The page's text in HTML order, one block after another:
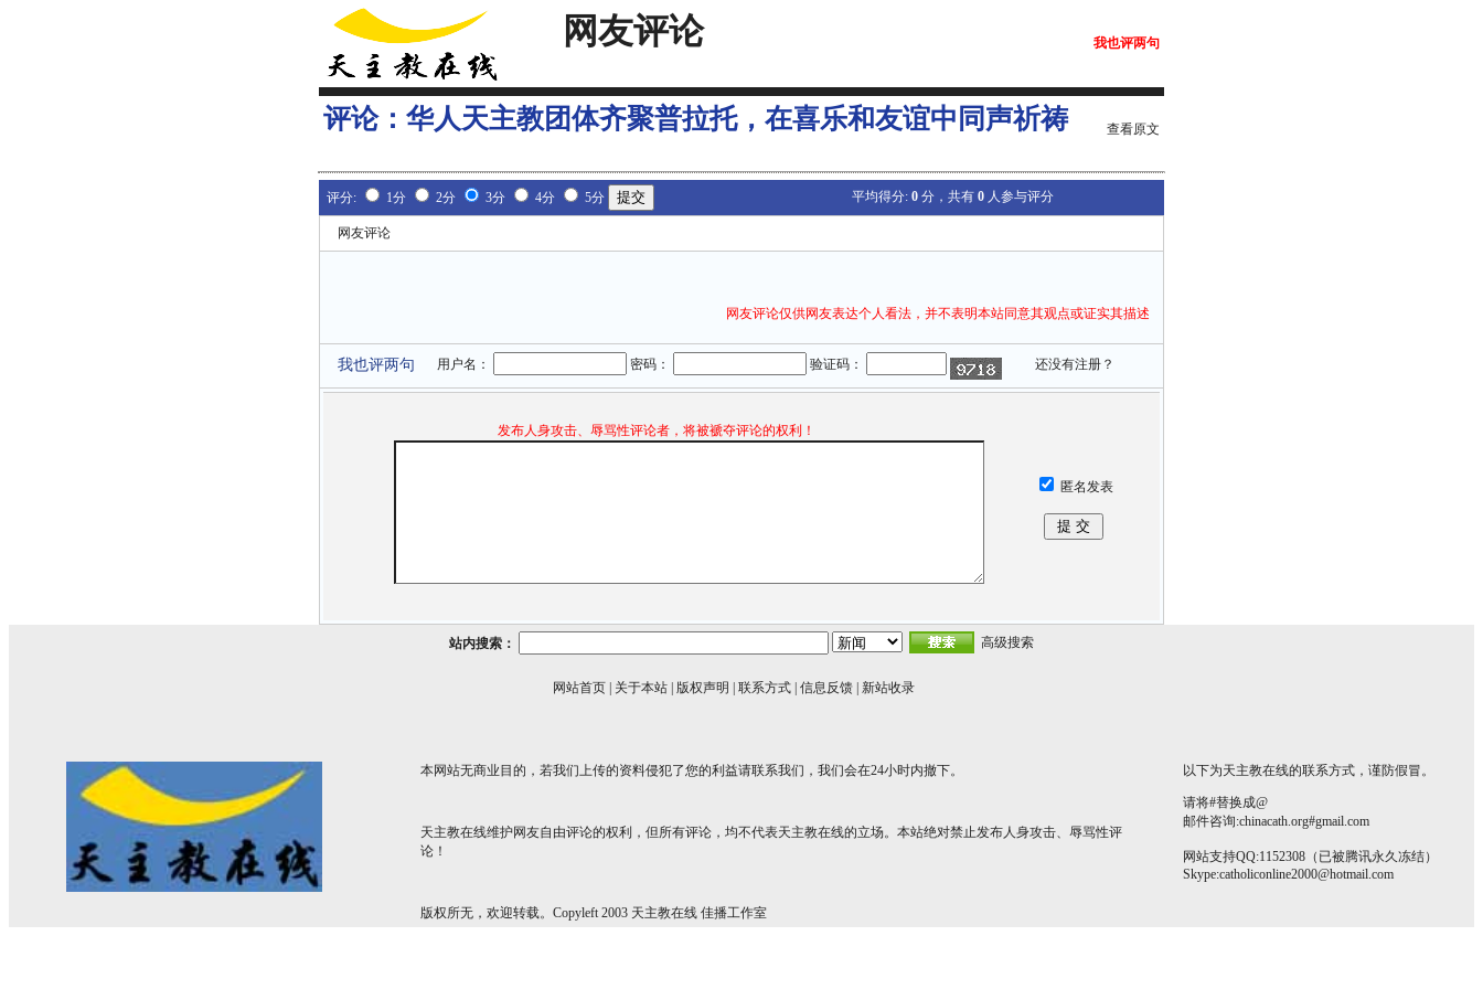
网友评论 我也评两句
评论： 华人天主教团体齐聚普拉托，在喜乐和友谊中同声祈祷 查看原文
评分: 1分 2分 3分 4分 5分 平均得分: 0 分，共有 0 人参与评分
网友评论
网友评论仅供网友表达个人看法，并不表明本站同意其观点或证实其描述
我也评两句 用户名： 密码： 验证码： 还没有注册？
发布人身攻击、辱骂性评论者，将被褫夺评论的权利！
匿名发表
站内搜索： 高级搜索
网站首页 关于本站 版权声明 联系方式 信息反馈 新站收录
本网站无商业目的，若我们上传的资料侵犯了您的利益请联系我们，我们会在24小时内撤下。
天主教在线维护网友自由评论的权利，但所有评论，均不代表天主教在线的立场。本站绝对禁止发布人身攻击、辱骂性评
论！
版权所无，欢迎转载。Copyleft 2003 天主教在线 佳播工作室
以下为天主教在线的联系方式，谨防假冒。
请将#替换成@
邮件咨询:chinacath.org#gmail.com
网站支持QQ:1152308（已被腾讯永久冻结）
Skype:catholiconline2000@hotmail.com